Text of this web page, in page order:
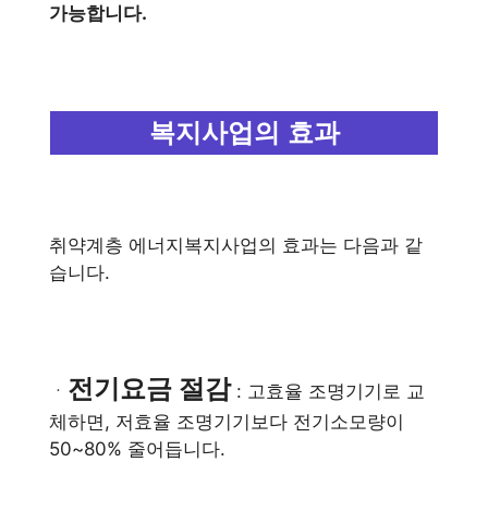
가능합니다.
복지사업의 효과
취약계층 에너지복지사업의 효과는 다음과 같
습니다.
ㆍ 전기요금 절감: 고효율 조명기기로 교
체하면, 저효율 조명기기보다 전기소모량이
50~80% 줄어듭니다.